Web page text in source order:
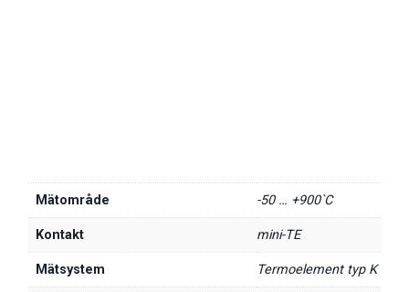
Mätområde -50 … +900`C
Kontakt mini-TE
Mätsystem Termoelement typ K